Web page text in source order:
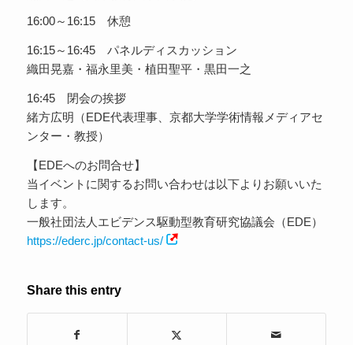
16:00～16:15 休憩
16:15～16:45 パネルディスカッション
織田晃嘉・福永里美・植田聖平・黒田一之
16:45 閉会の挨拶
緒方広明（EDE代表理事、京都大学学術情報メディアセ
ンター・教授）
【EDEへのお問合せ】
当イベントに関するお問い合わせは以下よりお願いいた
します。
一般社団法人エビデンス駆動型教育研究協議会（EDE）
https://ederc.jp/contact-us/
Share this entry